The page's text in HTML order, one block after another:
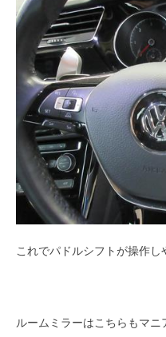
これでパドルシフトが操作し
ルームミラーはこちらもマ